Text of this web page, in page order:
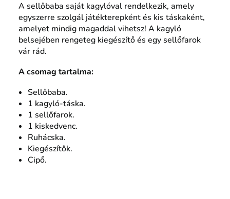
A sellőbaba saját kagylóval rendelkezik, amely
egyszerre szolgál játékterepként és kis táskaként,
amelyet mindig magaddal vihetsz! A kagyló
belsejében rengeteg kiegészítő és egy sellőfarok
vár rád.
A csomag tartalma:
Sellőbaba.
1 kagyló-táska.
1 sellőfarok.
1 kiskedvenc.
Ruhácska.
Kiegészítők.
Cipő.